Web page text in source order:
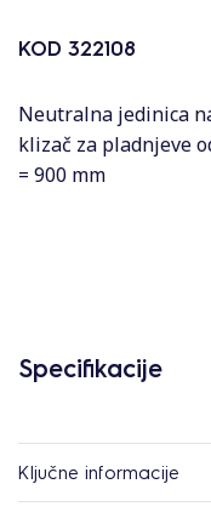
KOD 322108
Neutralna jedinica
klizač za pladnjeve
= 900 mm
Specifikacije
Ključne informacije